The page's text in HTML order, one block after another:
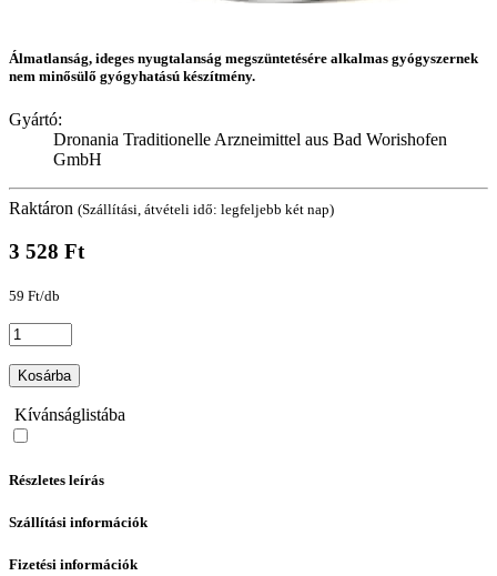
Álmatlanság, ideges nyugtalanság megszüntetésére alkalmas gyógyszernek
nem minősülő gyógyhatású készítmény.
Gyártó:
Dronania Traditionelle Arzneimittel aus Bad Worishofen
GmbH
Raktáron (Szállítási, átvételi idő: legfeljebb két nap)
3 528 Ft
59 Ft/db
Kosárba
Kívánságlistába
Részletes leírás
Szállítási információk
Fizetési információk